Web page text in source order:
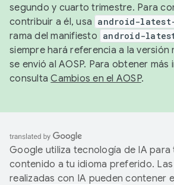
segundo y cuarto trimestre. Para
contribuir a él, usa android-
rama del manifiesto android-
siempre hará referencia a la versión
se envió al AOSP. Para obtener más
consultaCambios en el AOSP.
Google utiliza tecnología de IA
contenido a tu idioma preferido.
realizadas con IA pueden contener